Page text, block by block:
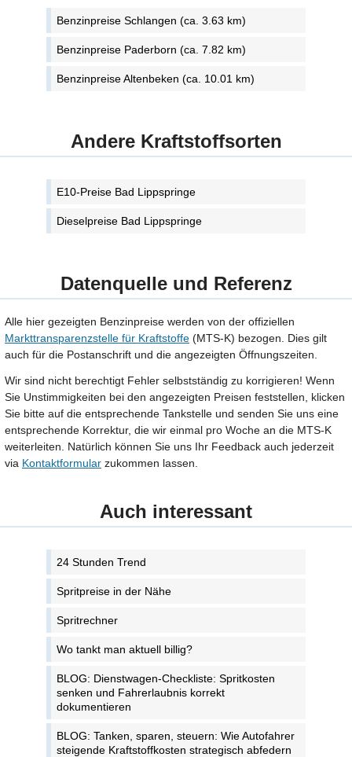
Benzinpreise Schlangen (ca. 3.63 km)
Benzinpreise Paderborn (ca. 7.82 km)
Benzinpreise Altenbeken (ca. 10.01 km)
Andere Kraftstoffsorten
E10-Preise Bad Lippspringe
Dieselpreise Bad Lippspringe
Datenquelle und Referenz
Alle hier gezeigten Benzinpreise werden von der offiziellen
Markttransparenzstelle für Kraftstoffe (MTS-K) bezogen. Dies gilt
auch für die Postanschrift und die angezeigten Öffnungszeiten.
Wir sind nicht berechtigt Fehler selbstständig zu korrigieren! Wenn
Sie Unstimmigkeiten bei den angezeigten Preisen feststellen, klicken
Sie bitte auf die entsprechende Tankstelle und senden Sie uns eine
entsprechende Korrektur, die wir einmal pro Woche an die MTS-K
weiterleiten. Natürlich können Sie uns Ihr Feedback auch jederzeit
via Kontaktformular zukommen lassen.
Auch interessant
24 Stunden Trend
Spritpreise in der Nähe
Spritrechner
Wo tankt man aktuell billig?
BLOG: Dienstwagen-Checkliste: Spritkosten
senken und Fahrerlaubnis korrekt
dokumentieren
BLOG: Tanken, sparen, steuern: Wie Autofahrer
steigende Kraftstoffkosten strategisch abfedern